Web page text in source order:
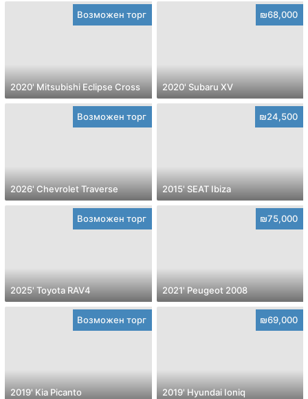
Возможен торг
2020' Mitsubishi Eclipse Cross
₪68,000
2020' Subaru XV
Возможен торг
2026' Chevrolet Traverse
₪24,500
2015' SEAT Ibiza
Возможен торг
2025' Toyota RAV4
₪75,000
2021' Peugeot 2008
Возможен торг
2019' Kia Picanto
₪69,000
2019' Hyundai Ioniq